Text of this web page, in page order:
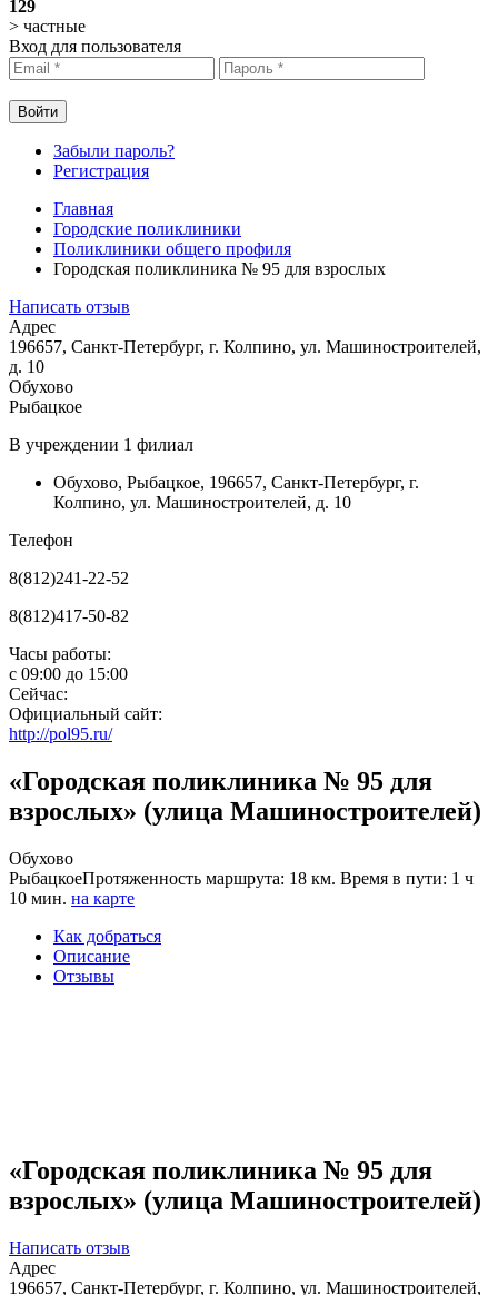
129
> частные
Вход для пользователя
Забыли пароль?
Регистрация
Главная
Городские поликлиники
Поликлиники общего профиля
Городская поликлиника № 95 для взрослых
Написать отзыв
Адрес
196657, Санкт-Петербург, г. Колпино, ул. Машиностроителей,
д. 10
Обухово
Рыбацкое
В учреждении 1 филиал
Обухово, Рыбацкое, 196657, Санкт-Петербург, г.
Колпино, ул. Машиностроителей, д. 10
Телефон
8(812)241-22-52
8(812)417-50-82
Часы работы:
с 09:00 до 15:00
Сейчас:
Официальный сайт:
http://pol95.ru/
«Городская поликлиника № 95 для
взрослых» (улица Машиностроителей)
Обухово
РыбацкоеПротяженность маршрута: 18 км. Время в пути: 1 ч
10 мин. на карте
Как добраться
Описание
Отзывы
«Городская поликлиника № 95 для
взрослых» (улица Машиностроителей)
Написать отзыв
Адрес
196657, Санкт-Петербург, г. Колпино, ул. Машиностроителей,